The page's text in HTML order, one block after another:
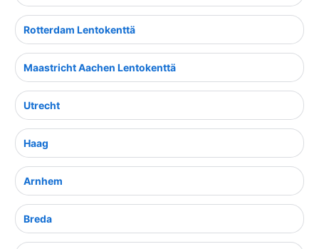
Rotterdam Lentokenttä
Maastricht Aachen Lentokenttä
Utrecht
Haag
Arnhem
Breda